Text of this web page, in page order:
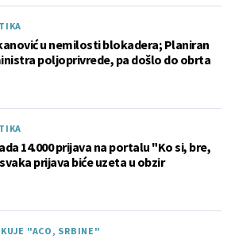
u nemilosti blokadera; Planiran
poljoprivrede, pa došlo do obrta
14.000 prijava na portalu "Ko si, bre,
prijava biće uzeta u obzir
"ACO, SRBINE"